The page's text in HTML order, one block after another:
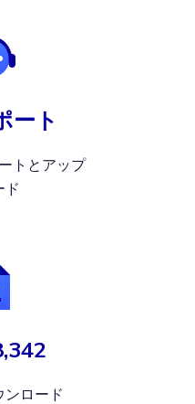
ート
トとアップ
ド
ンロード